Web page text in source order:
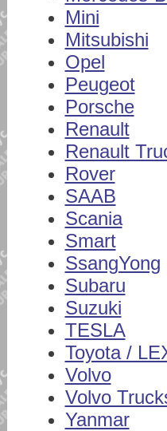
Mini
Mitsubishi
Opel
Peugeot
Porsche
Renault
Renault
Rover
SAAB
Scania
Smart
SsangYong
Subaru
Suzuki
TESLA
Toyota /
Volvo
Volvo
Yanmar